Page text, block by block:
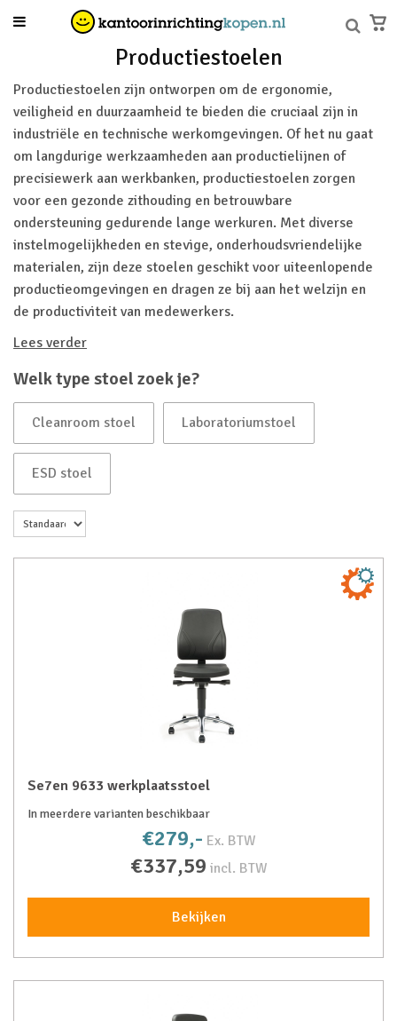
Productiestoelen
Productiestoelen zijn ontworpen om de ergonomie,
veiligheid en duurzaamheid te bieden die cruciaal zijn in
industriële en technische werkomgevingen. Of het nu gaat
om langdurige werkzaamheden aan productielijnen of
precisiewerk aan werkbanken, productiestoelen zorgen
voor een gezonde zithouding en betrouwbare
ondersteuning gedurende lange werkuren. Met diverse
instelmogelijkheden en stevige, onderhoudsvriendelijke
materialen, zijn deze stoelen geschikt voor uiteenlopende
productieomgevingen en dragen ze bij aan het welzijn en
de productiviteit van medewerkers.
Lees verder
Welk type stoel zoek je?
Cleanroom stoel Laboratoriumstoel
ESD stoel
Se7en 9633 werkplaatsstoel
In meerdere varianten beschikbaar
€279,- Ex. BTW
€337,59 incl. BTW
Bekijken